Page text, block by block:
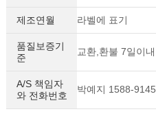
제조연월 라벨에 표기
품질보증기
준
교환,환불 7일이내
A/S 책임자
와 전화번호
박예지 1588-9145